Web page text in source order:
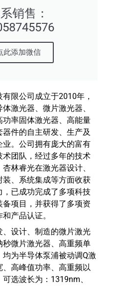
销售：
此添加微信
限公司成立于2010年，
激光器、微片激光器、
功率固体激光器、高能量
件的自主研发、生产及
业。公司拥有庞大的富有
术团队，经过多年的技术
林睿光在激光器设计、
装、系统集成等方面收获
，已成功完成了多项科技
项目，并获得了多项资
产品认证。
、设计、制造的微片激光
秒微片激光器、高重频单
为半导体泵浦被动调Q激
高峰值功率、高重频以
选波长为：1319nm、